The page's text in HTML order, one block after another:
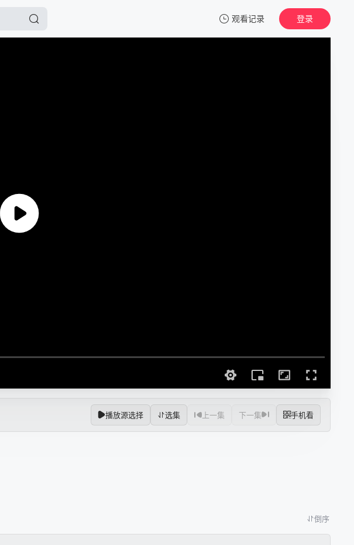
观看记录 登录
播放源选择 选集 上一集 下一集 手机看
倒序